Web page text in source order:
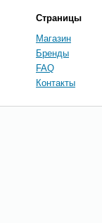
Страницы
Магазин
Бренды
FAQ
Контакты